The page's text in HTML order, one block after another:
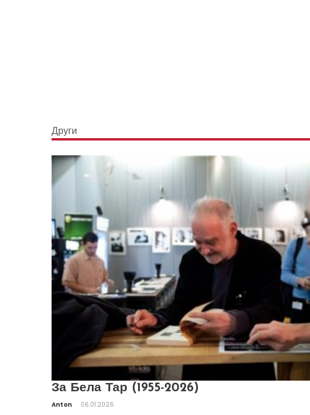
Други
За Бела Тар (1955-2026)
Anton 06.01.2026